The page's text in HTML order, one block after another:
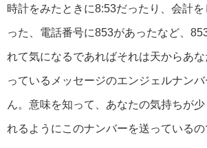
時計をみたときに8:53だったり、会計
った、電話番号に853があったなど、
れて気になるであればそれは天からあ
っているメッセージのエンジェルナン
ん。意味を知って、あなたの気持ちが
れるようにこのナンバーを送っているの